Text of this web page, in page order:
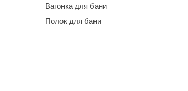
Вагонка для бани
Полок для бани